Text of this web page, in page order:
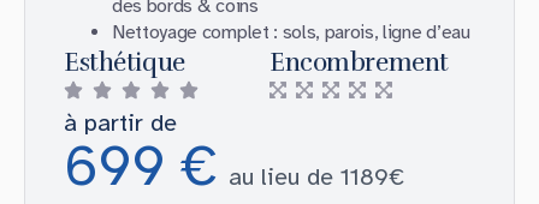
des bords & coins
Nettoyage complet : sols, parois, ligne d’eau
Esthétique Encombrement
à partir de
699 € au lieu de 1189€